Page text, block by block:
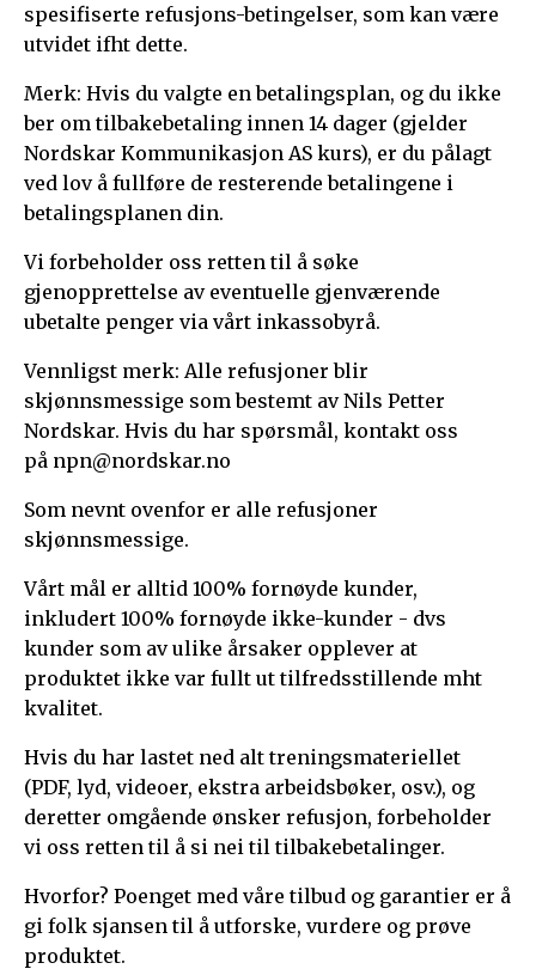
spesifiserte refusjons-betingelser, som kan være
utvidet ifht dette.
Merk: Hvis du valgte en betalingsplan, og du ikke
ber om tilbakebetaling innen 14 dager (gjelder
Nordskar Kommunikasjon AS kurs), er du pålagt
ved lov å fullføre de resterende betalingene i
betalingsplanen din.
Vi forbeholder oss retten til å søke
gjenopprettelse av eventuelle gjenværende
ubetalte penger via vårt inkassobyrå.
Vennligst merk: Alle refusjoner blir
skjønnsmessige som bestemt av Nils Petter
Nordskar. Hvis du har spørsmål, kontakt oss
på npn@nordskar.no
Som nevnt ovenfor er alle refusjoner
skjønnsmessige.
Vårt mål er alltid 100% fornøyde kunder,
inkludert 100% fornøyde ikke-kunder - dvs
kunder som av ulike årsaker opplever at
produktet ikke var fullt ut tilfredsstillende mht
kvalitet.
Hvis du har lastet ned alt treningsmateriellet
(PDF, lyd, videoer, ekstra arbeidsbøker, osv.), og
deretter omgående ønsker refusjon, forbeholder
vi oss retten til å si nei til tilbakebetalinger.
Hvorfor? Poenget med våre tilbud og garantier er å
gi folk sjansen til å utforske, vurdere og prøve
produktet.